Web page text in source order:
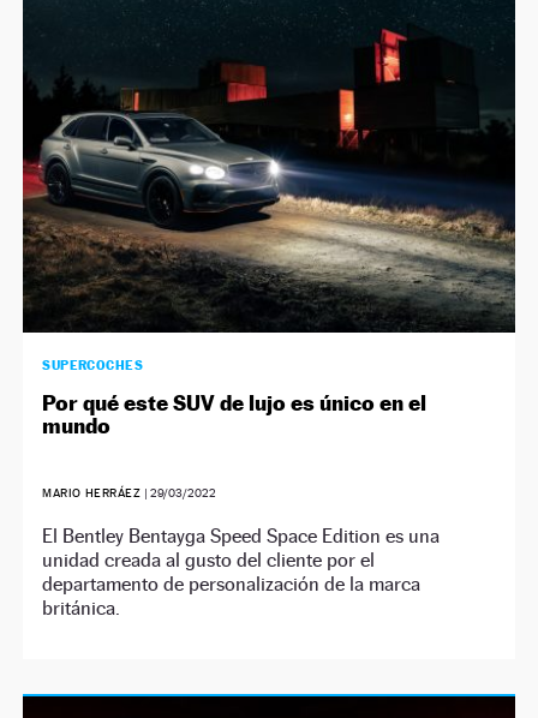
SUPERCOCHES
Por qué este SUV de lujo es único en el
mundo
MARIO HERRÁEZ | 29/03/2022
El Bentley Bentayga Speed Space Edition es una
unidad creada al gusto del cliente por el
departamento de personalización de la marca
británica.